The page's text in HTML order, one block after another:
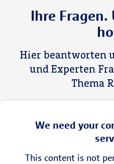
Ihre Fragen.
Hier beantworten
und Experten
Thema
We need your
This content is not